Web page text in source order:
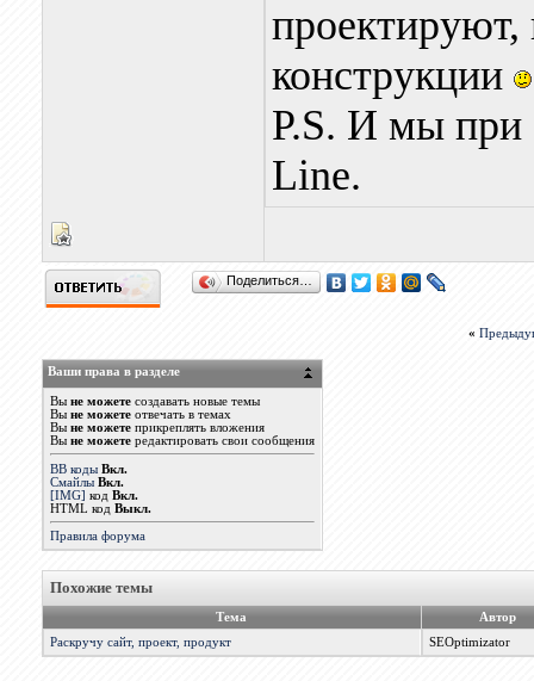
проектируют,
конструкции
P.S. И мы при
Line.
Поделиться…
«
Ваши права в разделе
Вы не можетесоздавать новые темы
Вы не можетеотвечать в темах
Вы не можетеприкреплять вложения
Вы не можетередактировать свои сообщения
BB коды Вкл.
Смайлы Вкл.
[IMG] код Вкл.
HTML код Выкл.
Правила форума
Похожие темы
Тема
Автор
Раскручу сайт, проект, продукт
SEOptimizator